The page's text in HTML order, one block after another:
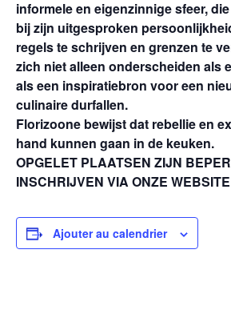
informele en eigenzinnige sfeer,
bij zijn uitgesproken
regels te schrijven en grenzen te
zich niet alleen onderscheiden als
als een inspiratiebron voor een
culinaire durfallen.
Florizoone bewijst dat rebellie en
hand kunnen gaan in de keuken.
OPGELET PLAATSEN ZIJN
INSCHRIJVEN VIA ONZE
Ajouter au calendrier